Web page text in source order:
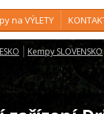
na VÝLETY
Kempy SLOVENSKO